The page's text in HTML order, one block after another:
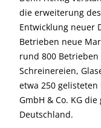
die erweiterung
Entwicklung neuer
Betrieben neue
rund 800
Schreinereien,
etwa 250
GmbH & Co. KG
Deutschland.